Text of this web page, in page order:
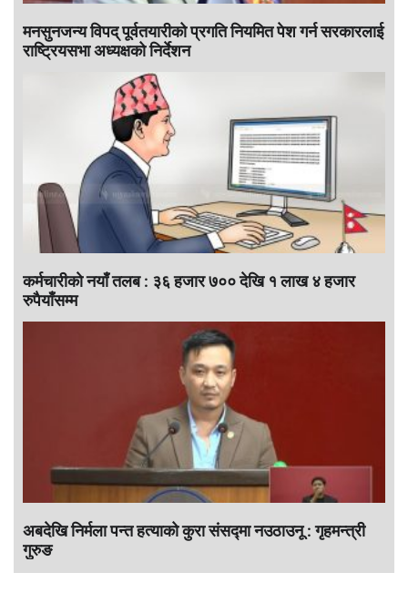
मनसुनजन्य विपद् पूर्वतयारीको प्रगति नियमित पेश गर्न सरकारलाई
राष्ट्रियसभा अध्यक्षको निर्देशन
कर्मचारीकाे नयाँ तलब : ३६ हजार ७०० देखि १ लाख ४ हजार
रुपैयाँसम्म
अबदेखि निर्मला पन्त हत्याको कुरा संसद्‍मा नउठाउनू : गृहमन्त्री
गुरुङ